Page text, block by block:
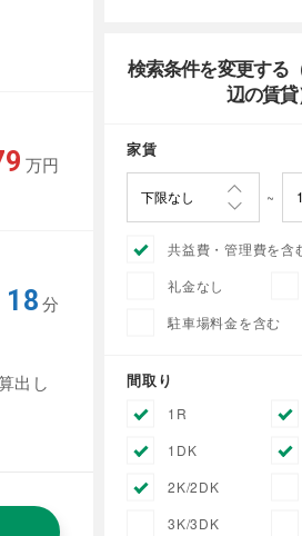
万円
18 分
出し
検索条件を変更する
辺の賃貸
家賃
共益費・管理費を含
礼金なし
駐車場料金を含む
間取り
1R
1DK
2K/2DK
3K/3DK